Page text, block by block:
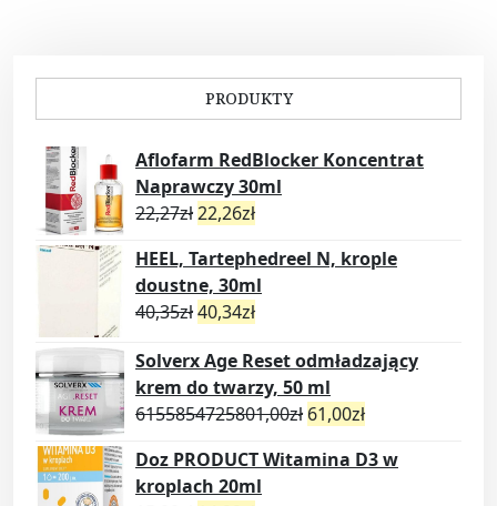
PRODUKTY
Aflofarm RedBlocker Koncentrat
Naprawczy 30ml
22,27zł22,26zł
HEEL, Tartephedreel N, krople
doustne, 30ml
40,35zł40,34zł
Solverx Age Reset odmładzający
krem do twarzy, 50 ml
6155854725801,00zł 61,00zł
Doz PRODUCT Witamina D3 w
kroplach 20ml